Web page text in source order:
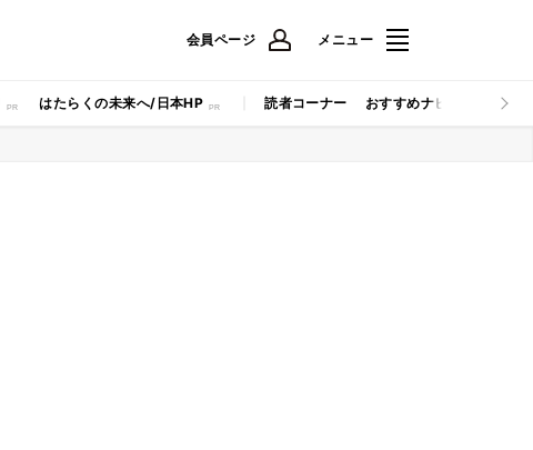
会員ページ メニュー
はたらくの未来へ/日本HP 読者コーナー おすすめナビ マイナビ